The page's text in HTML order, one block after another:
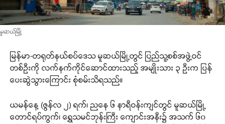
မူဆယ်မြို့
မြန်မာ-တရုတ်နယ်စပ်ဒေသ မူဆယ်မြို့တွင် ပြည်သူ့စစ်အဖွဲ့ဝင်
တစ်ဦးကို လက်နက်ကိုင်ဆောင်ထားသည့် အမျိုးသား ၃ ဦးက ပြန်
ပေးဆွဲသွားကြောင်း စုံစမ်းသိရသည်။
ယမန်နေ့ (ဇွန်လ ၂) ရက်၊ ညနေ ၆ နာရီဝန်းကျင်တွင် မူဆယ်မြို့
တောင်ရပ်ကွက်၊ ရွှေသမင်ဘုန်းကြီး ကျောင်းအနီး၌ အသက် ၆၀